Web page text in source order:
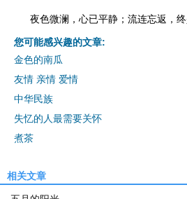
夜色微澜，心已平静；流连忘返，终
您可能感兴趣的文章:
金色的南瓜
友情 亲情 爱情
中华民族
失忆的人最需要关怀
煮茶
相关文章